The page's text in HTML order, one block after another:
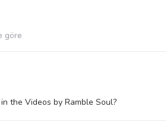
göre
the Videos by Ramble Soul?